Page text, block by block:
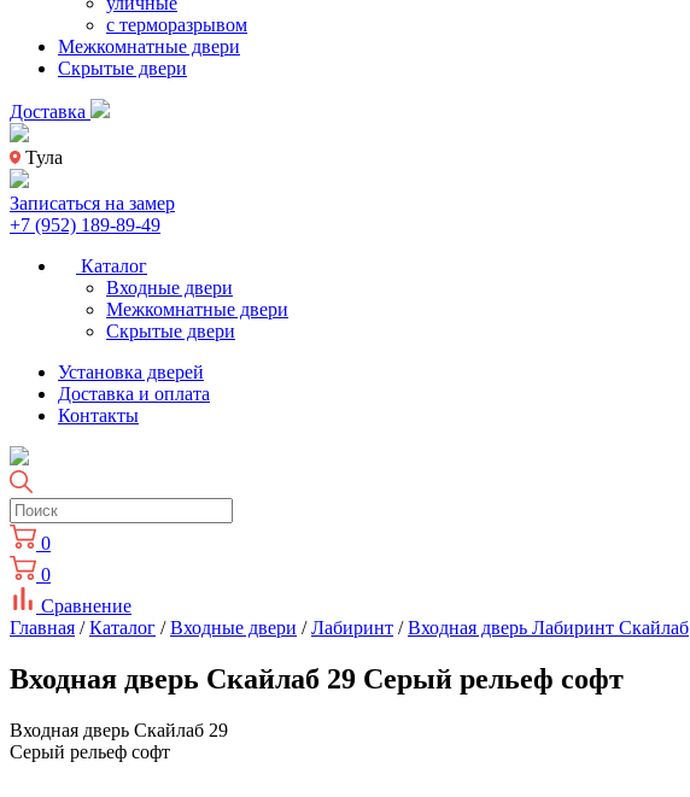
с терморазрывом
Межкомнатные двери
Скрытые двери
Доставка
Тула
Записаться на замер
+7 (952) 189-89-49
Каталог
Входные двери
Межкомнатные двери
Скрытые двери
Установка дверей
Доставка и оплата
Контакты
0
0
Сравнение
Главная /Каталог /Входные двери /Лабиринт /Входная дверь Лабиринт Скайлаб
Входная дверь Скайлаб 29 Серый рельеф софт
Входная дверь Скайлаб 29
Серый рельеф софт